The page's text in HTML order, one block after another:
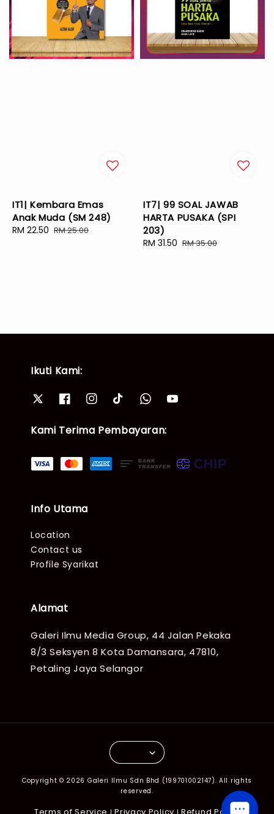
IT1| Kembara Emas
Anak Muda (SM 248)
Sale
RM 22.50 Regular
RM 25.00
IT7| 99 SOAL JAWAB
HARTA PUSAKA (SPI
203)
Sale
RM 31.50 Regular
RM 35.00
Ikuti Kami:
Kami Terima Pembayaran:
Info Utama
Location
Contact us
Profile Syarikat
Alamat
Galeri Ilmu Media Group, 44 Jalan Pekaka
8/3 Seksyen 8 Kota Damansara, 47810,
Petaling Jaya Selangor
Copyright © 2026 Galeri Ilmu Sdn Bhd (199701002147). All rights
reserved.